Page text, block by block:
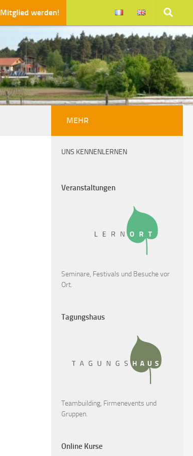
Mitglied werden!
MEHR
UNS KENNENLERNEN
Veranstaltungen
Seminare, Festivals und Besuche vor
Ort.
Tagungshaus
Teambuilding, Firmenevents und
Gruppen.
Online Kurse